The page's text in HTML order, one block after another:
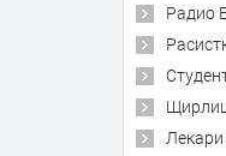
Радио
Лекари